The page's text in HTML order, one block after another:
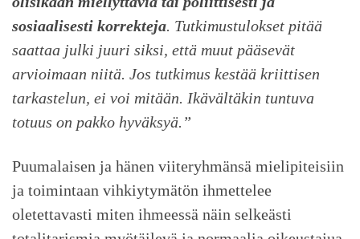
sosiaalisesti korrekteja. Tutkimustulokset pitää
saattaa julki juuri siksi, että muut pääsevät
arvioimaan niitä. Jos tutkimus kestää kriittisen
tarkastelun, ei voi mitään. Ikävältäkin tuntuva
totuus on pakko hyväksyä.”
Puumalaisen ja hänen viiteryhmänsä mielipiteisiin
ja toimintaan vihkiytymätön ihmettelee
oletettavasti miten ihmeessä näin selkeästi